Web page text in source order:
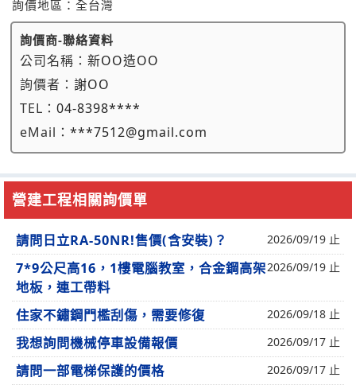
詢價地區： 全台灣
詢價商-聯絡資料
公司名稱： 新OO造OO
詢價者： 謝OO
TEL： 04-8398****
eMail： ***7512@gmail.com
營建工程相關詢價單
請問日立RA-50NR!售價(含安裝)？ 2026/09/19 止
7*9公尺高16，1樓電腦教室，合金鋼高架
地板，連工帶料
2026/09/19 止
住家不鏽鋼門檻刮傷，需要修復 2026/09/18 止
我想詢問機械停車設備報價 2026/09/17 止
請問一部電梯保護的價格 2026/09/17 止